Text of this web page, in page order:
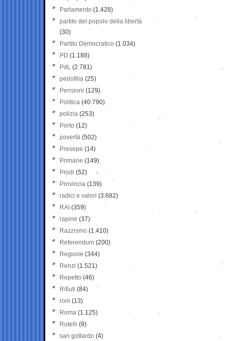
Parlamento (1.428)
partito del popolo della libertà
(30)
Partito Democratico (1.034)
PD (1.188)
PdL (2.781)
pedofilia (25)
Pensioni (129)
Politica (40.790)
polizia (253)
Porto (12)
povertà (502)
Presepe (14)
Primarie (149)
Prodi (52)
Provincia (139)
radici e valori (3.682)
RAI (359)
rapine (37)
Razzismo (1.410)
Referendum (200)
Regione (344)
Renzi (1.521)
Repetto (46)
Rifiuti (84)
rom (13)
Roma (1.125)
Rutelli (9)
san gottardo (4)